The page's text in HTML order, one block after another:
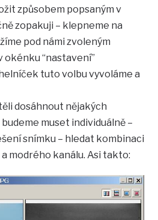
způsobem popsaným v
zopakuji – klepneme na
pod námi zvoleným
okénku “nastavení”
tuto volbu vyvoláme a
dosáhnout nějakých
muset individuálně –
snímku – hledat kombinaci
modrého kanálu. Asi takto: